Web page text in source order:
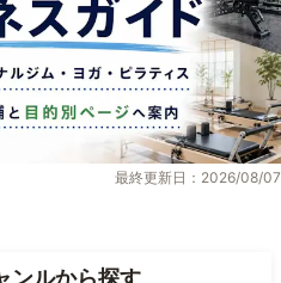
最終更新日：2026/08/07